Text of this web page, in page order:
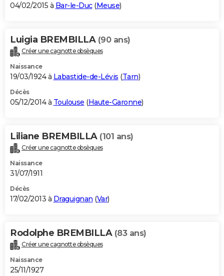
04/02/2015 à Bar-le-Duc(Meuse)
Luigia BREMBILLA (90 ans)
Créer une cagnotte obsèques
Naissance
19/03/1924 à Labastide-de-Lévis (Tarn)
Décès
05/12/2014 à Toulouse (Haute-Garonne)
Liliane BREMBILLA (101 ans)
Créer une cagnotte obsèques
Naissance
31/07/1911
Décès
17/02/2013 à Draguignan (Var)
Rodolphe BREMBILLA (83 ans)
Créer une cagnotte obsèques
Naissance
25/11/1927